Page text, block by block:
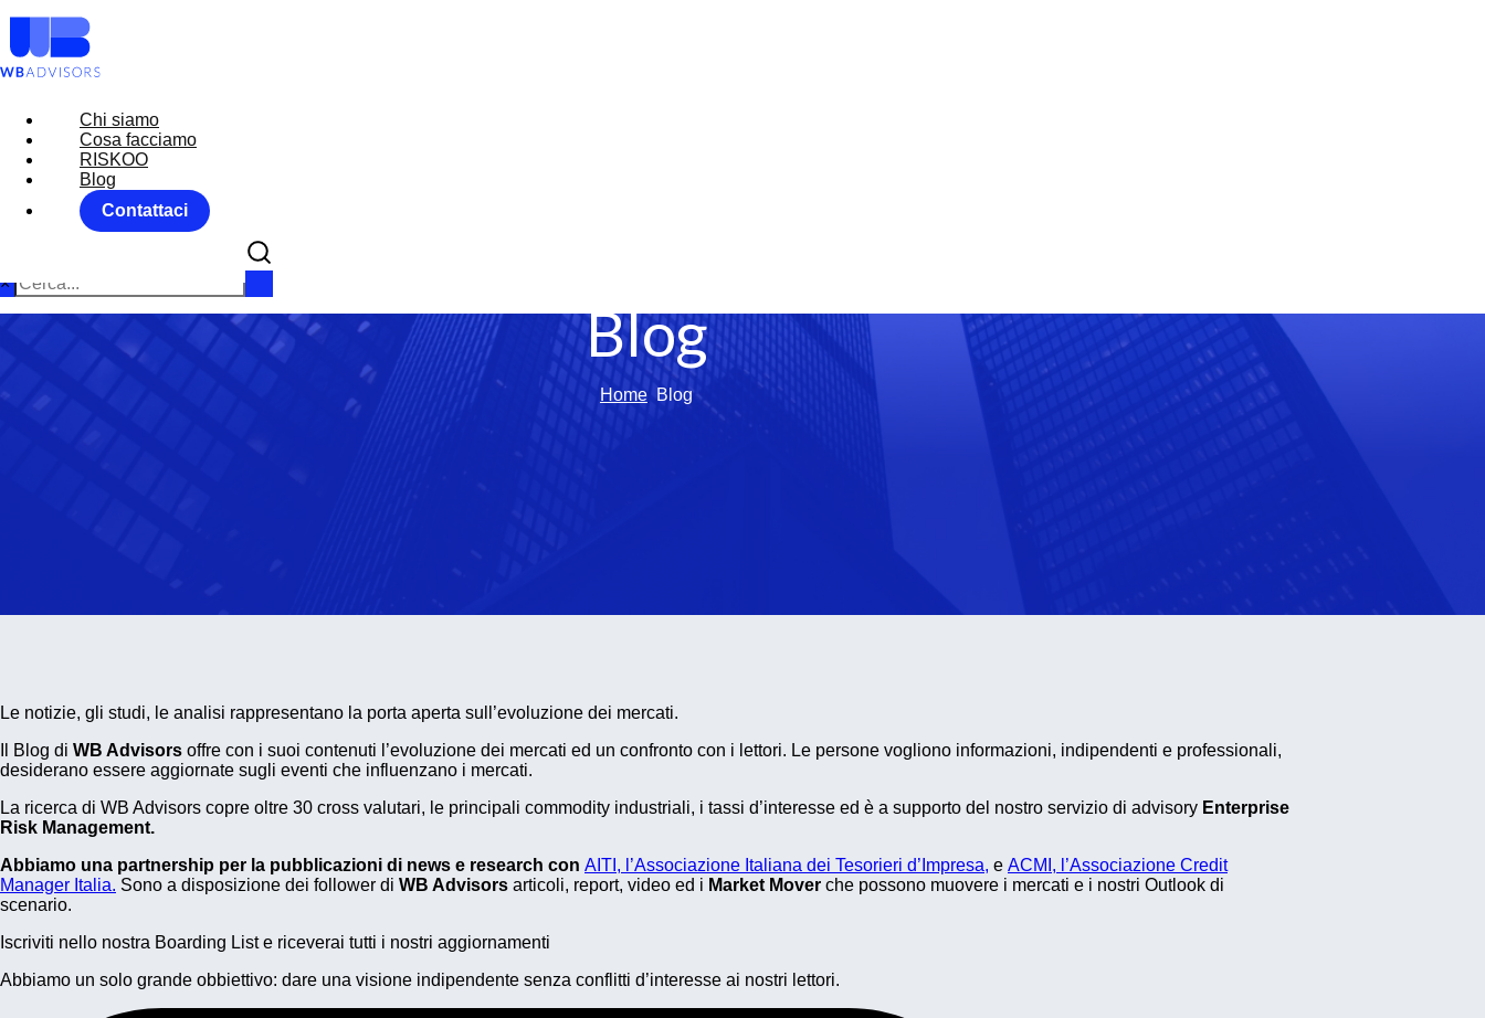
Chi siamo
Cosa facciamo
RISKOO
Blog
Contattaci
Chi siamo
Cosa facciamo
RISKOO
Blog
Contattaci
×
Blog
Home Blog
Le notizie, gli studi, le analisi rappresentano la porta aperta sull’evoluzione dei mercati.
Il Blog di WB Advisors offre con i suoi contenuti l’evoluzione dei mercati ed un confronto con i lettori. Le persone vogliono informazioni, indipendenti e professionali,
desiderano essere aggiornate sugli eventi che influenzano i mercati.
La ricerca di WB Advisors copre oltre 30 cross valutari, le principali commodity industriali, i tassi d’interesse ed è a supporto del nostro servizio di advisory Enterprise
Risk Management.
Abbiamo una partnership per la pubblicazioni di news e research con AITI, l’Associazione Italiana dei Tesorieri d’Impresa, e ACMI, l’Associazione Credit
Manager Italia. Sono a disposizione dei follower di WB Advisors articoli, report, video ed i Market Mover che possono muovere i mercati e i nostri Outlook di
scenario.
Iscriviti nello nostra Boarding List e riceverai tutti i nostri aggiornamenti
Abbiamo un solo grande obbiettivo: dare una visione indipendente senza conflitti d’interesse ai nostri lettori.